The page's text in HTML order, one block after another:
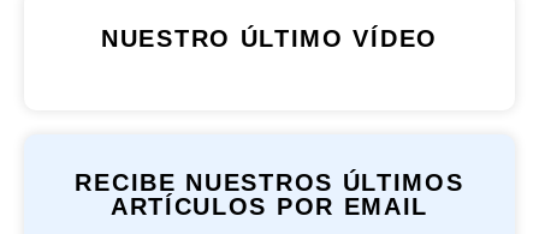
NUESTRO ÚLTIMO VÍDEO
RECIBE NUESTROS ÚLTIMOS
ARTÍCULOS POR EMAIL